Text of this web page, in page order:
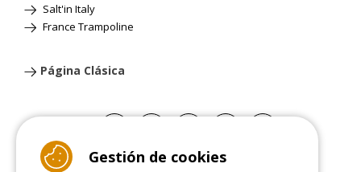
Salt'in Italy
France Trampoline
Página Clásica
Gestión de cookies